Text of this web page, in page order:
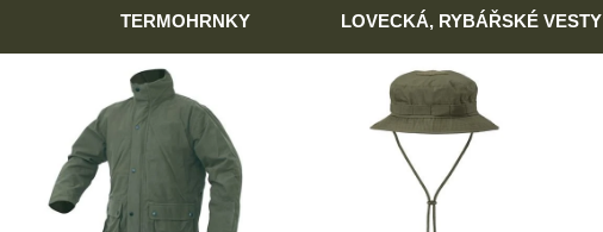
TERMOHRNKY LOVECKÁ, RYBÁŘSKÉ VESTY